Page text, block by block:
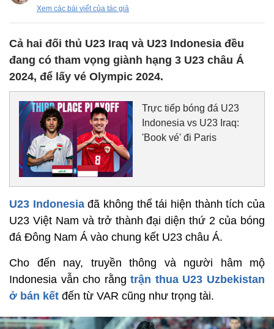
Xem các bài viết của tác giả
Cả hai đối thủ U23 Iraq và U23 Indonesia đều
đang có tham vọng giành hạng 3 U23 châu Á
2024, để lấy vé Olympic 2024.
Trực tiếp bóng đá U23
Indonesia vs U23 Iraq:
'Book vé' đi Paris
U23 Indonesiađã không thể tái hiện thành tích của
U23 Việt Nam và trở thành đại diện thứ 2 của bóng
đá Đông Nam Á vào chung kết U23 châu Á.
Cho đến nay, truyền thông và người hâm mộ
Indonesia vẫn cho rằngtrận thua U23 Uzbekistan
ở bán kết đến từ VAR cũng như trọng tài.